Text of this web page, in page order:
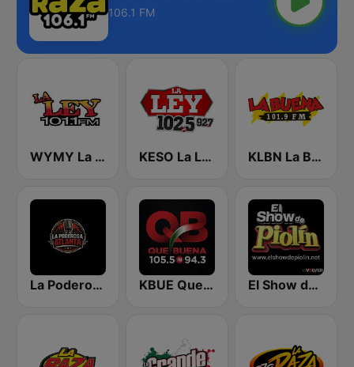
106.1 FM
WYMY La Ley 101.1 FM KESO La Ley 102.5 and 92.7 FM KLBN La Buena 101.9 FM
La Poderosa Atlanta KBUE Que Buena 105.5 / 94.3 FM (US Only) El Show de Piolín